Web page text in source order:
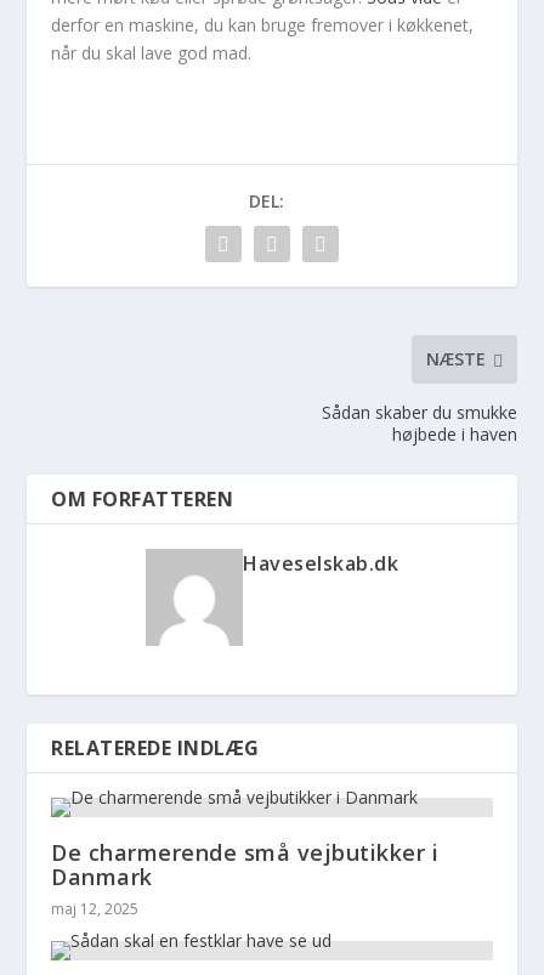
derfor en maskine, du kan bruge fremover i køkkenet,
når du skal lave god mad.
DEL:
NÆSTE
Sådan skaber du smukke
højbede i haven
OM FORFATTEREN
Haveselskab.dk
RELATEREDE INDLÆG
De charmerende små vejbutikker i
Danmark
maj 12, 2025